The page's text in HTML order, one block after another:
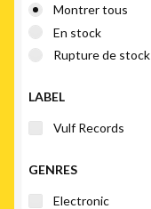
Montrer tous
En stock
Rupture de stock
LABEL
Vulf Records
GENRES
Electronic